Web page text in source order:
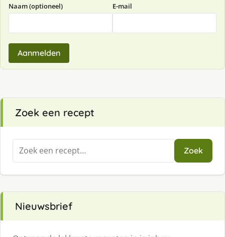
Naam (optioneel) E-mail
Aanmelden
Zoek een recept
Zoeken
naar:
Zoek
Nieuwsbrief